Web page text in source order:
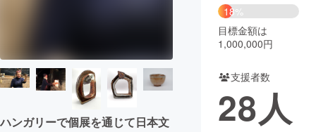
CAMPFIRE Creation
CAMPFIREふるさと納税machi-ya コミュニティ
ハンガリーで個展を通じて日本文
18%
目標金額は
1,000,000円
支援者数
28人